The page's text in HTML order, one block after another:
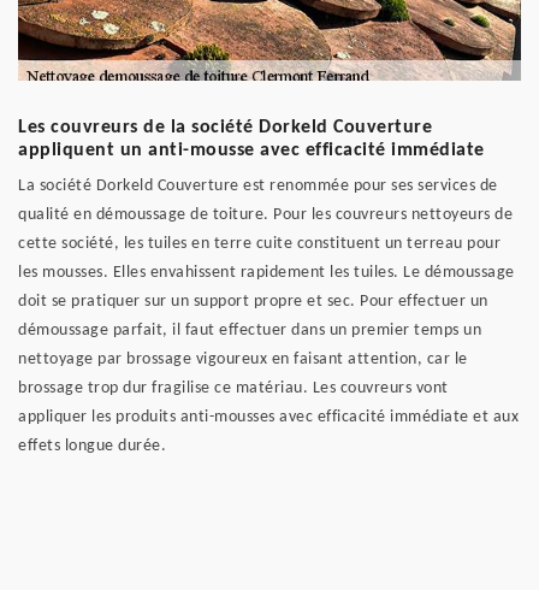
Les couvreurs de la société Dorkeld Couverture
appliquent un anti-mousse avec efficacité immédiate
La société Dorkeld Couverture est renommée pour ses services de
qualité en démoussage de toiture. Pour les couvreurs nettoyeurs de
cette société, les tuiles en terre cuite constituent un terreau pour
les mousses. Elles envahissent rapidement les tuiles. Le démoussage
doit se pratiquer sur un support propre et sec. Pour effectuer un
démoussage parfait, il faut effectuer dans un premier temps un
nettoyage par brossage vigoureux en faisant attention, car le
brossage trop dur fragilise ce matériau. Les couvreurs vont
appliquer les produits anti-mousses avec efficacité immédiate et aux
effets longue durée.